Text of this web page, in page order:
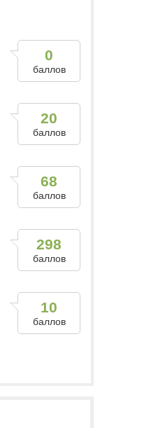
0
баллов
20
баллов
68
баллов
298
баллов
10
баллов